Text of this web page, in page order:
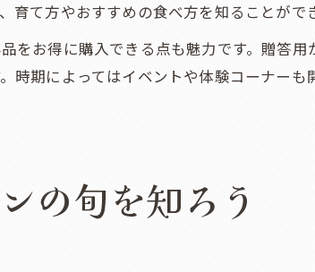
て方やおすすめの食べ方を知ることがで
をお得に購入できる点も魅力です。贈答
時期によってはイベントや体験コーナー
の旬を知ろう